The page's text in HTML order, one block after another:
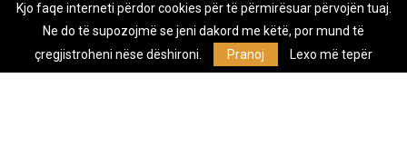
Rreth nesh Impresumi Marketing
Privacy Policy
Zhurnal.mk është Agjenci e Lajmeve e pavarur, e themeluar në vitin
Kjo faqe interneti përdor cookies për të përmirësuar përvojën tuaj.
Ne do të supozojmë se jeni dakord me këtë, por mund të
çregjistroheni nëse dëshironi.
Pranoj Lexo më tepër